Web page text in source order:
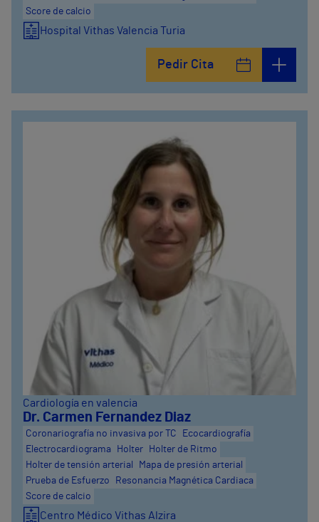
Score de calcio
Hospital Vithas Valencia Turia
Pedir Cita
Cardiología en valencia
Dr. Carmen Fernandez Diaz
Coronariografía no invasiva por TC
Ecocardiografía
Electrocardiograma
Holter
Holter de Ritmo
Holter de tensión arterial
Mapa de presión arterial
Prueba de Esfuerzo
Resonancia Magnética Cardiaca
Score de calcio
Centro Médico Vithas Alzira